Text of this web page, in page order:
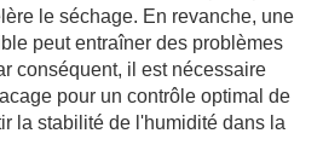
le séchage. En revanche, une
peut entraîner des problèmes
conséquent, il est nécessaire
pour un contrôle optimal de
la stabilité de l'humidité dans la